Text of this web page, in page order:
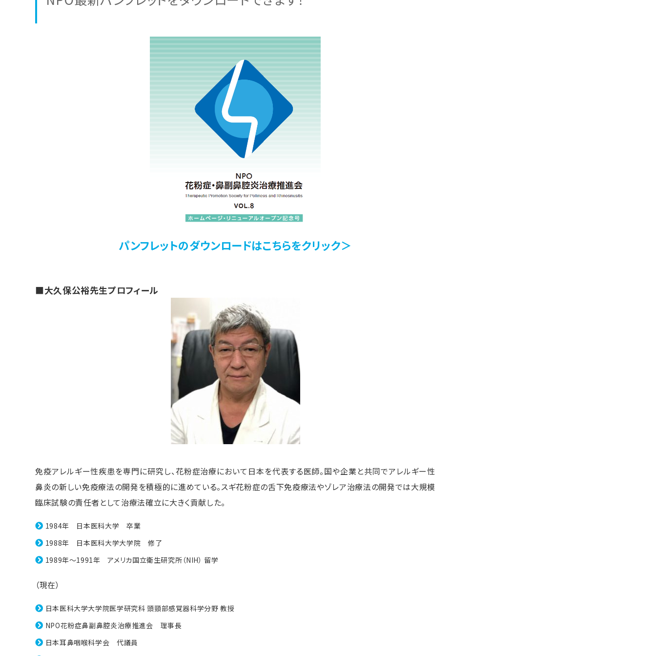
パンフレットのダウンロードはこちらをクリック＞
■大久保公裕先生プロフィール
免疫アレルギー性疾患を専門に研究し、花粉症治療において日本を代表する医師。国や企業と共同でアレルギー性
鼻炎の新しい免疫療法の開発を積極的に進めている。スギ花粉症の舌下免疫療法やゾレア治療法の開発では大規模
臨床試験の責任者として治療法確立に大きく貢献した。
1984年 日本医科大学 卒業
1988年 日本医科大学大学院 修了
1989年～1991年 アメリカ国立衛生研究所（NIH） 留学
（現在）
日本医科大学大学院医学研究科 頭頸部感覚器科学分野 教授
NPO花粉症鼻副鼻腔炎治療推進会 理事長
日本耳鼻咽喉科学会 代議員